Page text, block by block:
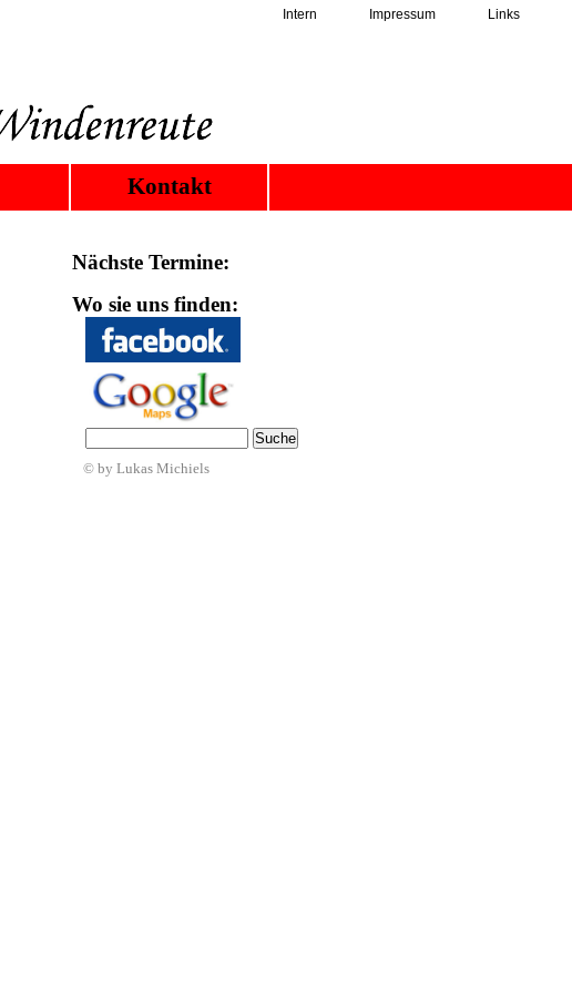
Intern Impressum Links
Kontakt
Nächste Termine:
Wo sie uns finden:
© by Lukas Michiels